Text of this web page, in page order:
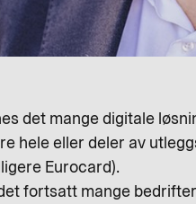
det mange digitale
hele eller deler av
Eurocard).
fortsatt mange